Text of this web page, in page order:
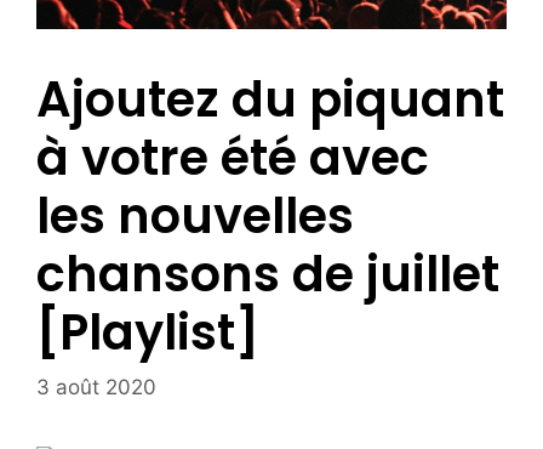
Ajoutez du piquant
à votre été avec
les nouvelles
chansons de juillet
[Playlist]
3 août 2020